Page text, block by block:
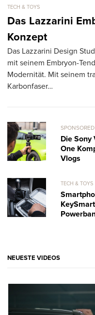
TECH & TOYS
Das Lazzarini
Konzept
Das Lazzarini Design
mit seinem Embryon-
Modernität. Mit seinem
Karbonfaser…
Die Sony
One
Vlogs
TECH & TOYS
NEUESTE VIDEOS